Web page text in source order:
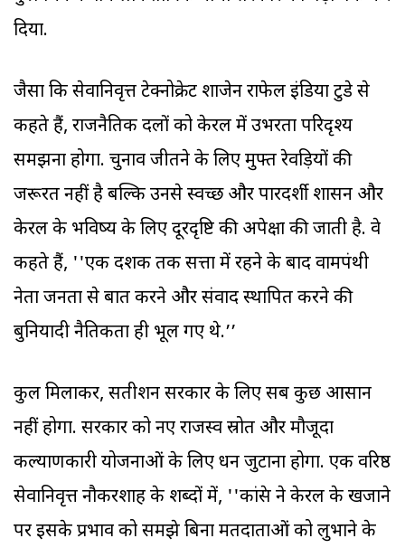
दिया.
जैसा कि सेवानिवृत्त टेक्नोक्रेट शाजेन राफेल इंडिया टुडे से
कहते हैं, राजनैतिक दलों को केरल में उभरता परिदृश्य
समझना होगा. चुनाव जीतने के लिए मुफ्त रेवड़ियों की
जरूरत नहीं है बल्कि उनसे स्वच्छ और पारदर्शी शासन और
केरल के भविष्य के लिए दूरदृष्टि की अपेक्षा की जाती है. वे
कहते हैं, ''एक दशक तक सत्ता में रहने के बाद वामपंथी
नेता जनता से बात करने और संवाद स्थापित करने की
बुनियादी नैतिकता ही भूल गए थे.’’
कुल मिलाकर, सतीशन सरकार के लिए सब कुछ आसान
नहीं होगा. सरकार को नए राजस्व स्रोत और मौजूदा
कल्याणकारी योजनाओं के लिए धन जुटाना होगा. एक वरिष्ठ
सेवानिवृत्त नौकरशाह के शब्दों में, ''कांग्रेस ने केरल के खजाने
पर इसके प्रभाव को समझे बिना मतदाताओं को लुभाने के